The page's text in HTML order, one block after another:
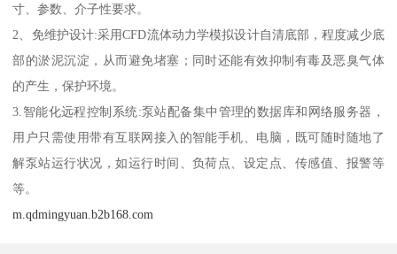
寸、参数、介子性要求。
2、免维护设计:采用CFD流体动力学模拟设计自清底部，程度减少底
部的淤泥沉淀，从而避免堵塞；同时还能有效抑制有毒及恶臭气体
的产生，保护环境。
3.智能化远程控制系统:泵站配备集中管理的数据库和网络服务器，
用户只需使用带有互联网接入的智能手机、电脑，既可随时随地了
解泵站运行状况，如运行时间、负荷点、设定点、传感值、报警等
等。
m.qdmingyuan.b2b168.com